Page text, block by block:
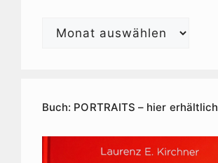
Laurenz
Buch: PORTRAITS – hier erhältlich